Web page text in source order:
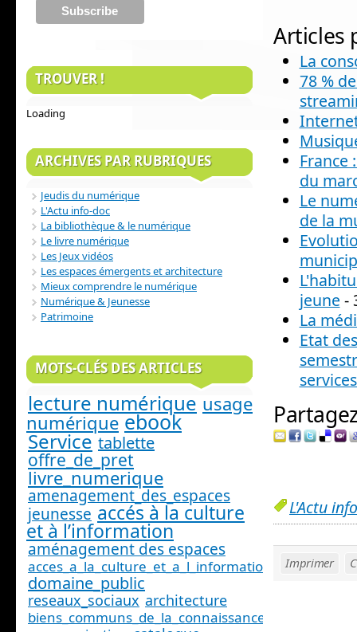
Articles
La
78 %
France
du
Le
de la
jeune -
La
Etat
L'Actu
Imprimer
TROUVER !
Loading
ARCHIVES PAR RUBRIQUES
Jeudis du numérique
L'Actu info-doc
La bibliothèque & le numérique
Le livre numérique
Les Jeux vidéos
Les espaces émergents et architecture
Mieux comprendre le numérique
Numérique & Jeunesse
Patrimoine
MOTS-CLÉS DES ARTICLES
lecture numérique usage
numérique ebook
Service tablette
offre_de_pret
livre_numerique
amenagement_des_espaces
jeunesse accés à la culture
et à l’information
aménagement des espaces
acces_a_la_culture_et_a_l_information_
domaine_public
reseaux_sociaux architecture
biens_communs_de_la_connaissance